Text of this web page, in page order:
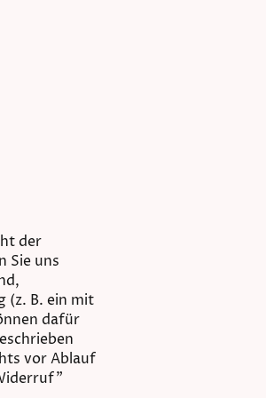
der
Sie uns
(z. B. ein mit
dafür
vor Ablauf